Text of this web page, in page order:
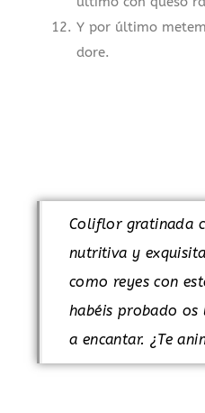
Y por último
dore.
Coliflor gratinada
nutritiva y
como reyes con
habéis probado
a encantar. ¿Te